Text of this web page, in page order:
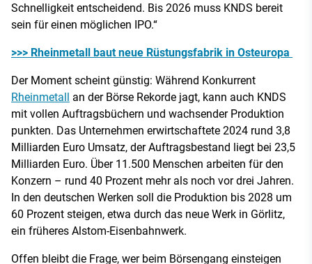
Schnelligkeit entscheidend. Bis 2026 muss KNDS bereit
sein für einen möglichen IPO.“
>>> Rheinmetall baut neue Rüstungsfabrik in Osteuropa
Der Moment scheint günstig: Während Konkurrent
Rheinmetall an der Börse Rekorde jagt, kann auch KNDS
mit vollen Auftragsbüchern und wachsender Produktion
punkten. Das Unternehmen erwirtschaftete 2024 rund 3,8
Milliarden Euro Umsatz, der Auftragsbestand liegt bei 23,5
Milliarden Euro. Über 11.500 Menschen arbeiten für den
Konzern – rund 40 Prozent mehr als noch vor drei Jahren.
In den deutschen Werken soll die Produktion bis 2028 um
60 Prozent steigen, etwa durch das neue Werk in Görlitz,
ein früheres Alstom-Eisenbahnwerk.
Offen bleibt die Frage, wer beim Börsengang einsteigen